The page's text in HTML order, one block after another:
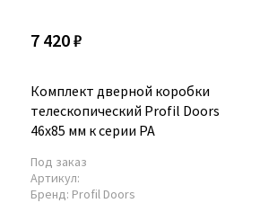
7 420 ₽
Комплект дверной коробки
телескопический Profil Doors
46x85 мм к серии PA
Под заказ
Артикул:
Бренд: Profil Doors